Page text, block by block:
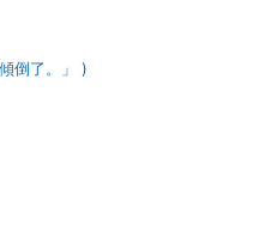
倒了。」 )